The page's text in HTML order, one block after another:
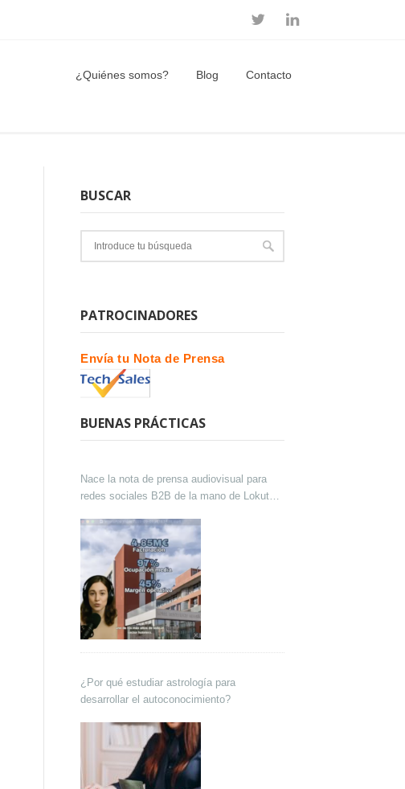
¿Quiénes somos? Blog Contacto
BUSCAR
PATROCINADORES
Envía tu Nota de Prensa
BUENAS PRÁCTICAS
Nace la nota de prensa audiovisual para
redes sociales B2B de la mano de Lokutor
¿Por qué estudiar astrología para
desarrollar el autoconocimiento?